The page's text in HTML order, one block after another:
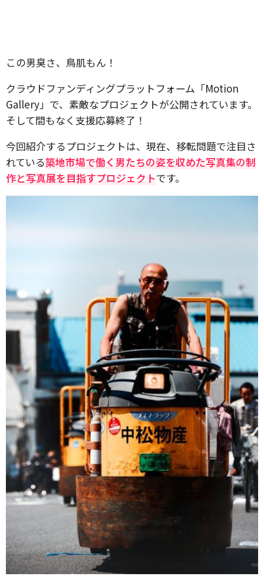
この男臭さ、鳥肌もん！
クラウドファンディングプラットフォーム「Motion
Gallery」で、素敵なプロジェクトが公開されています。
そして間もなく支援応募終了！
今回紹介するプロジェクトは、現在、移転問題で注目さ
れている築地市場で働く男たちの姿を収めた写真集の制
作と写真展を目指すプロジェクトです。